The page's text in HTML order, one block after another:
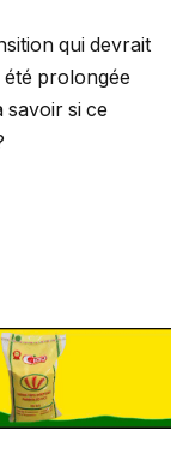
qui devrait
été prolongée
savoir si ce